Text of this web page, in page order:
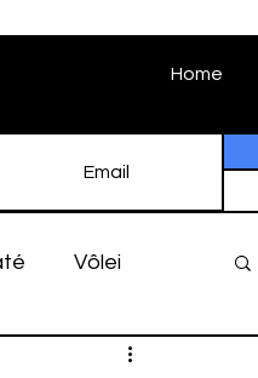
Home
Vôlei
História